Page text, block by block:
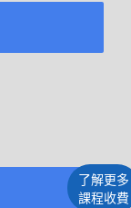
了解更多
課程收費